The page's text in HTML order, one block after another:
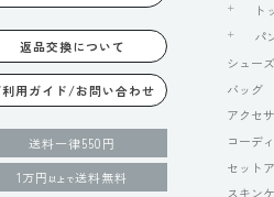
返品交換について
利用ガイド/お問い合わせ
送料一律550円
1万円以上で送料無料
ト
パ
シューズ
バッグ
アクセ
コーデ
セット
スキン